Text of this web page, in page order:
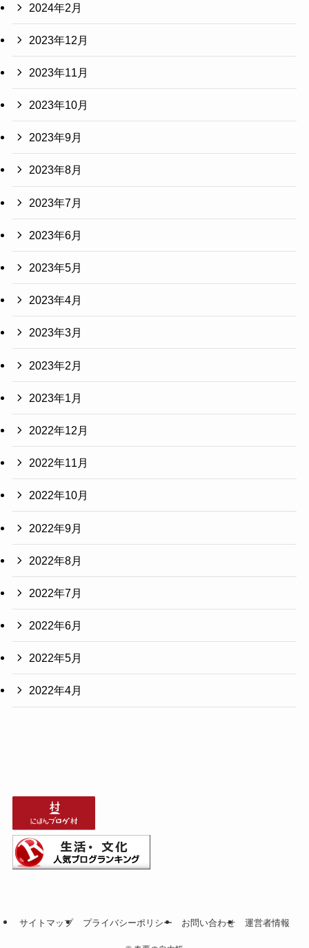
2024年2月
2023年12月
2023年11月
2023年10月
2023年9月
2023年8月
2023年7月
2023年6月
2023年5月
2023年4月
2023年3月
2023年2月
2023年1月
2022年12月
2022年11月
2022年10月
2022年9月
2022年8月
2022年7月
2022年6月
2022年5月
2022年4月
サイトマップ プライバシーポリシー お問い合わせ 運営者情報